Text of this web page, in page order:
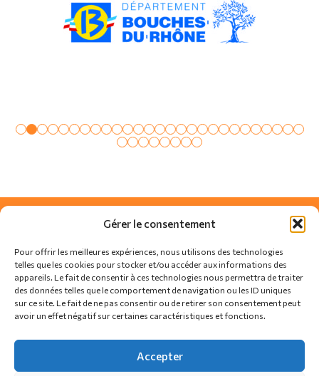
Gérer le consentement
Pour offrir les meilleures expériences, nous utilisons des technologies
telles que les cookies pour stocker et/ou accéder aux informations des
appareils. Le fait de consentir à ces technologies nous permettra de traiter
des données telles que le comportement de navigation ou les ID uniques
sur ce site. Le fait de ne pas consentir ou de retirer son consentement peut
avoir un effet négatif sur certaines caractéristiques et fonctions.
Accepter
SUIVEZ-NOUS SUR